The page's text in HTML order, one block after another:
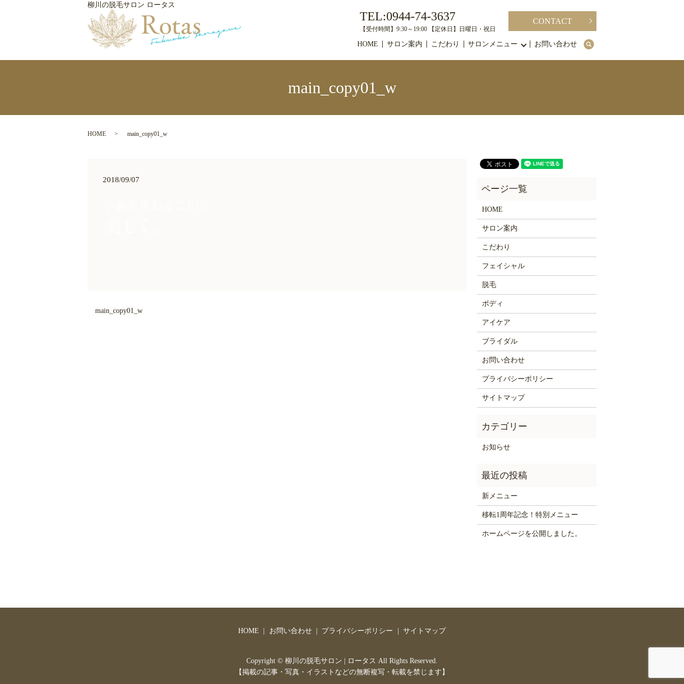
HOME サロン案内 こだわり サロンメニュー お問い合わせ search
柳川の脱毛サロン ロータス
TEL:0944-74-3637
【受付時間】9:30～19:00 【定休日】日曜日・祝日
CONTACT
main_copy01_w
HOME main_copy01_w
2018/09/07
main_copy01_w
HOME
サロン案内
こだわり
フェイシャル
脱毛
ボディ
アイケア
ブライダル
お問い合わせ
プライバシーポリシー
サイトマップ
お知らせ
新メニュー
移転1周年記念！特別メニュー
ホームページを公開しました。
HOME お問い合わせ プライバシーポリシー サイトマップ
Copyright © 柳川の脱毛サロン | ロータス All Rights Reserved.
【掲載の記事・写真・イラストなどの無断複写・転載を禁じます】